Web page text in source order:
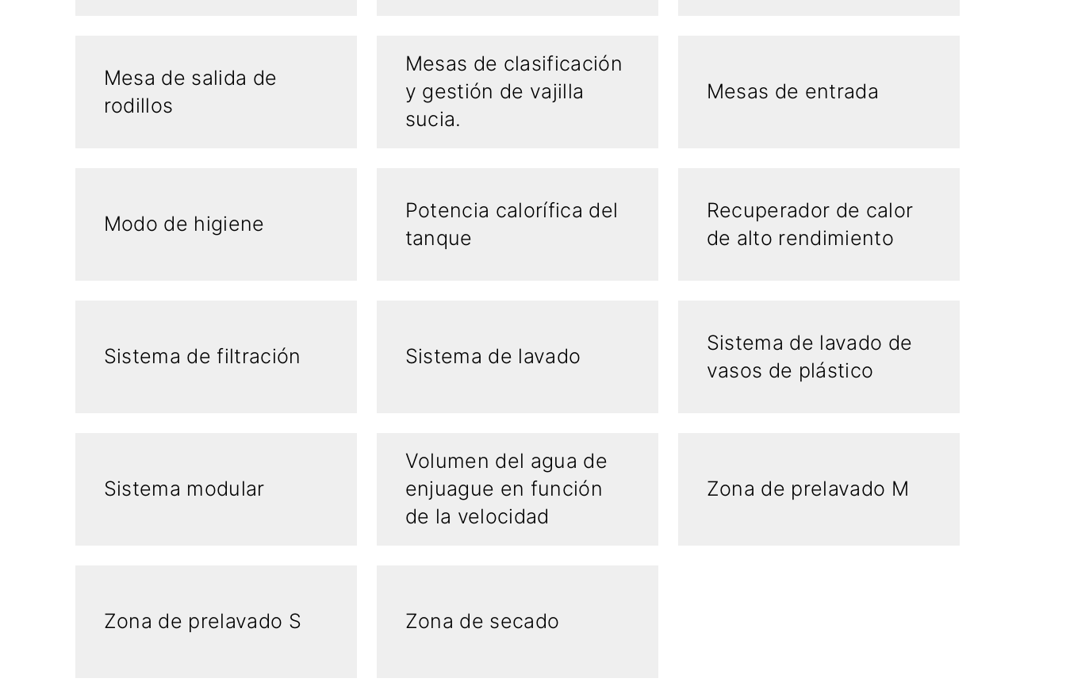
Mesa de salida de
rodillos
Mesas de clasificación
y gestión de vajilla
sucia.
Mesas de entrada
Modo de higiene
Potencia calorífica del
tanque
Recuperador de calor
de alto rendimiento
Sistema de filtración Sistema de lavado
Sistema de lavado de
vasos de plástico
Sistema modular
Volumen del agua de
enjuague en función
de la velocidad
Zona de prelavado M
Zona de prelavado S Zona de secado